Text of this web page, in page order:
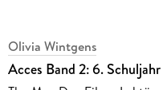
Olivia Wintgens
Acces Band 2: 6.